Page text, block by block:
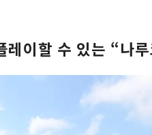
레이할 수 있는 “나